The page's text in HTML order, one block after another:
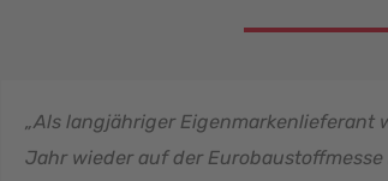
„Als langjähriger Eigenmarkenlieferant
Jahr wieder auf der